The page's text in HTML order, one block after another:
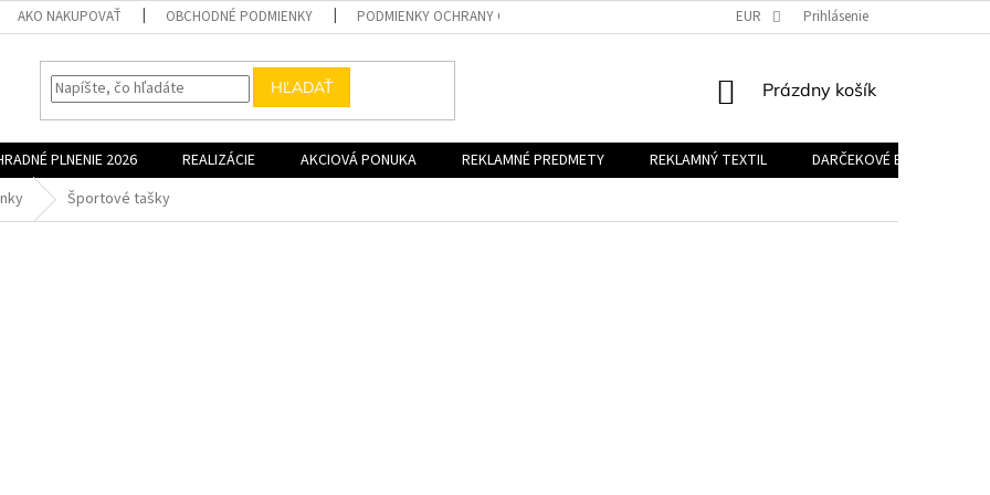
AKO NAKUPOVAŤ OBCHODNÉ PODMIENKY PODMIENKY OCHRANY OSOBNÝCH ÚDAJOV EUR Prihlásenie
HĽADAŤ
NÁKUPNÝ
Prázdny košík
PLNENIE 2026 REALIZÁCIE AKCIOVÁ PONUKA REKLAMNÉ PREDMETY REKLAMNÝ TEXTIL
DARČEKOVÉ BALÍČKY
Športové tašky